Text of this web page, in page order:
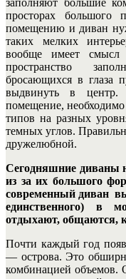
просторах большого
помещению и диван
таких мелких
вообще имеет смысл
пространство
бросающихся в глаза
выдвинуть в центр.
помещение,
типов на разных
темных углов.
дружелюбной.
Сегодняшние
из за их большого
современный диван
единственного) в
отдыхают, общаются,
Почти каждый год
— острова. Это
комбинацией объемов.